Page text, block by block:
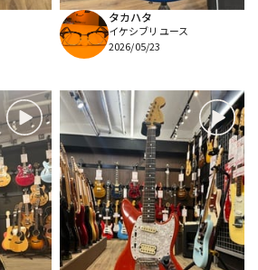
タカハタ
イケシブリユース
2026/05/23